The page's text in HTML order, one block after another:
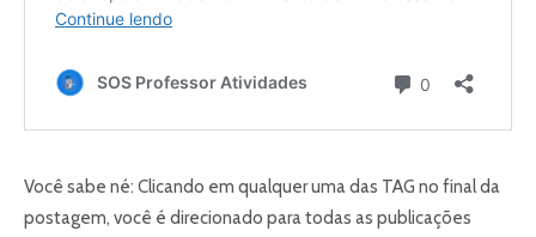
Você sabe né: Clicando em qualquer uma das TAG no final da
postagem, você é direcionado para todas as publicações